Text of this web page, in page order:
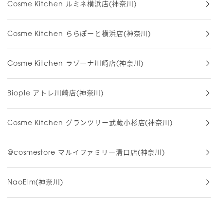
Cosme Kitchen ルミネ横浜店(神奈川)
Cosme Kitchen ららぽーと横浜店(神奈川)
Cosme Kitchen ラゾーナ川崎店(神奈川)
Biople アトレ川崎店(神奈川)
Cosme Kitchen グランツリー武蔵小杉店(神奈川)
@cosmestore マルイファミリー溝口店(神奈川)
NaoElm(神奈川)